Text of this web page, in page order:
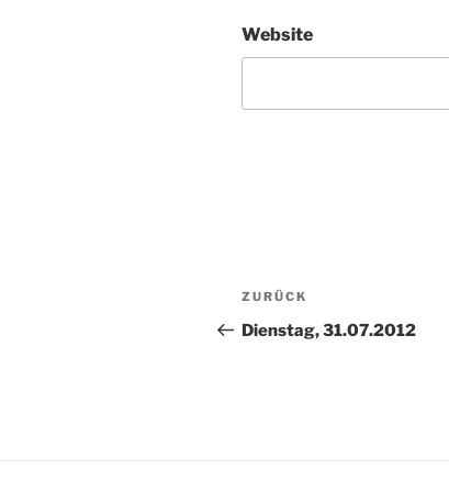
Website
Vorheriger
Beitrag
ZURÜCK
Dienstag, 31.07.2012